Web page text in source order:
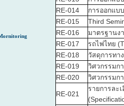
RE-014
การออกแบ
RE-015
Third
RE-016
มาตรฐานง
RE-017
รถไฟไทย
RE-018
วัสดุการทา
RE-019
วิศวกรรมก
RE-020
วิศวกรรมก
RE-021
รายการละ